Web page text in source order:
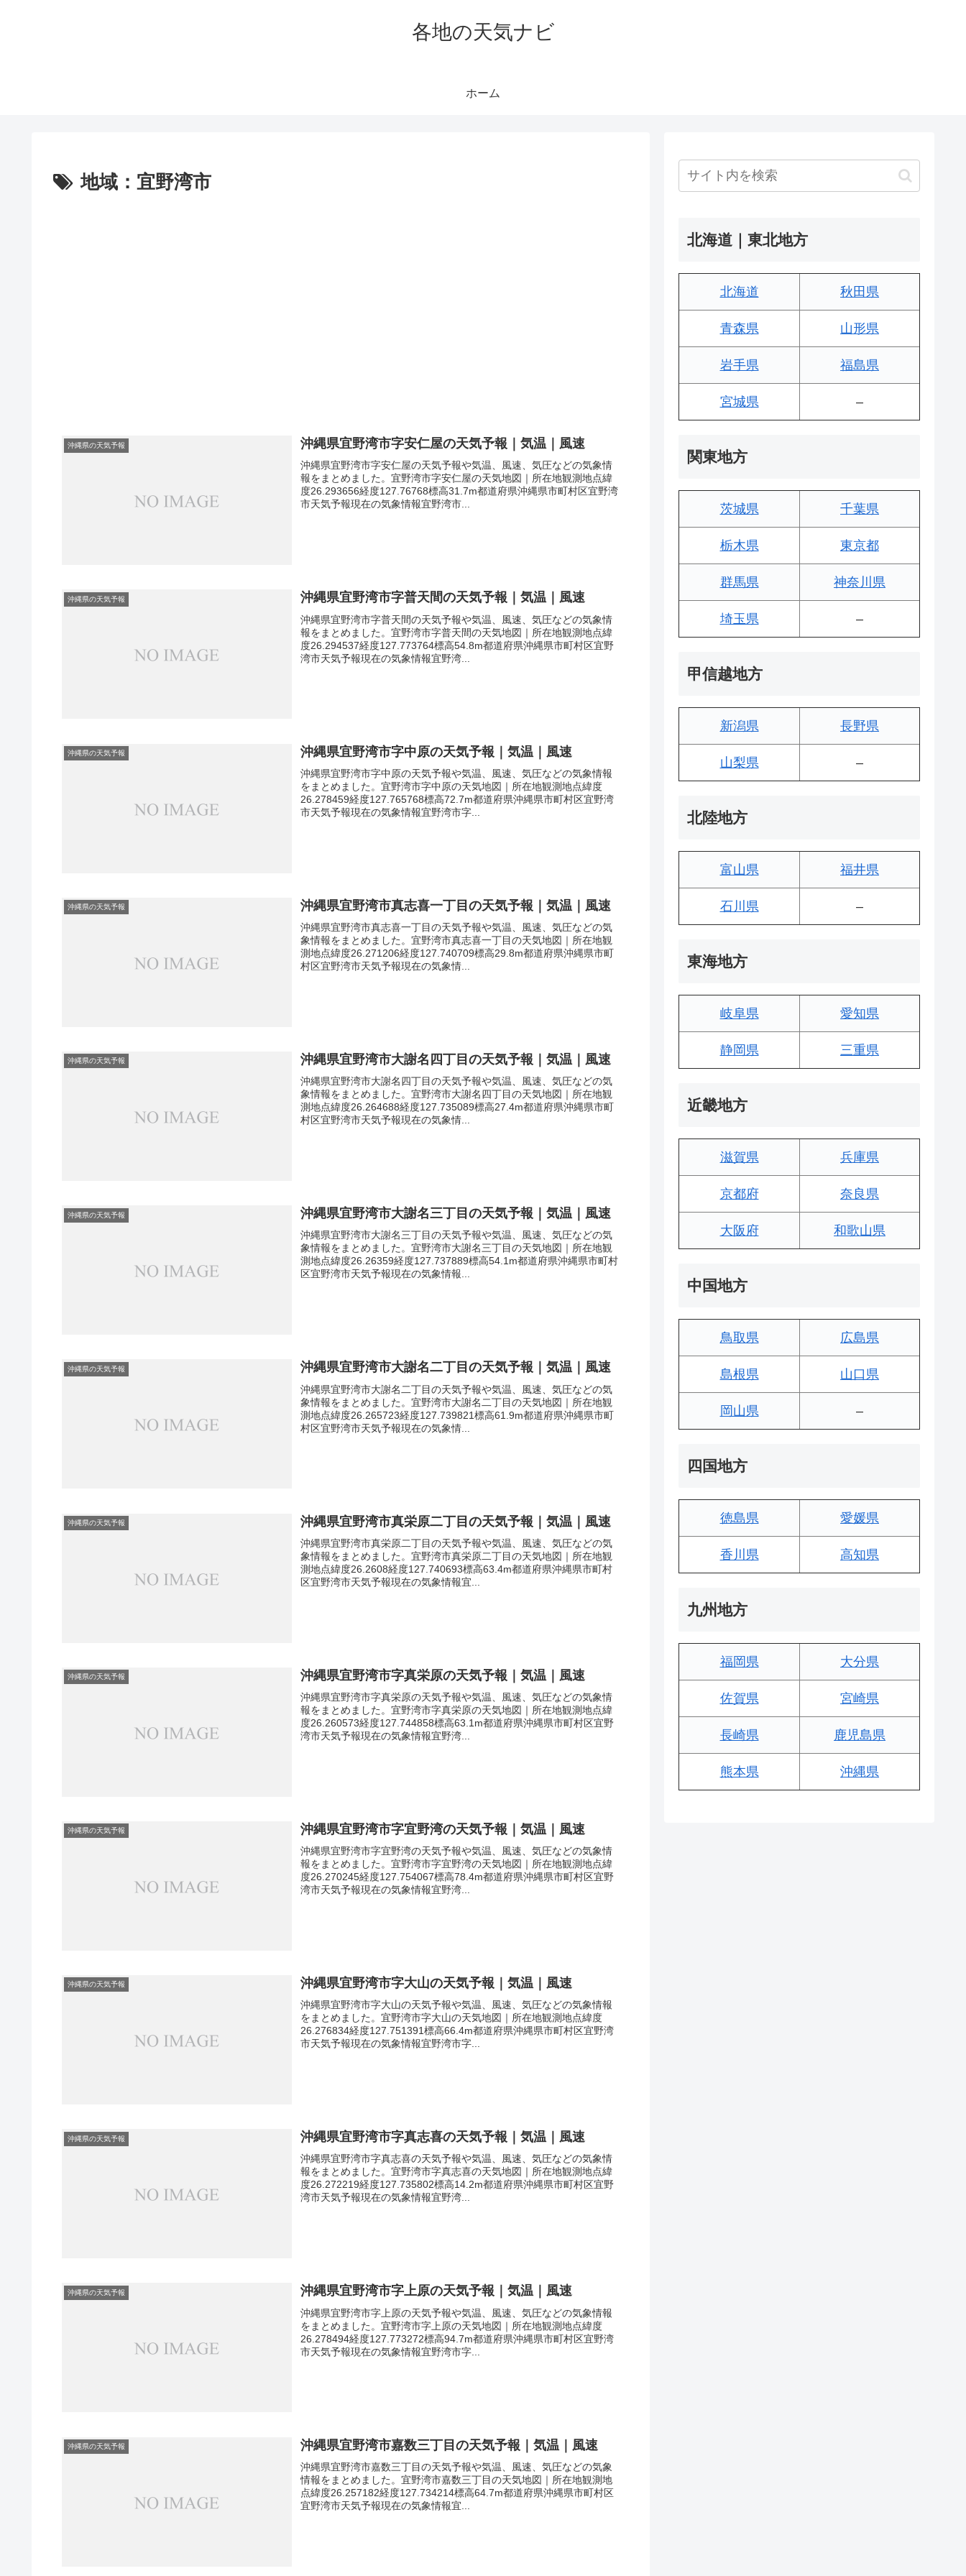
各地の天気ナビ
ホーム
地域：宜野湾市
沖縄県の天気予報 沖縄県宜野湾市字安仁屋の天気予報｜気温｜風速
沖縄県宜野湾市字安仁屋の天気予報や気温、風速、気圧などの気象情
報をまとめました。宜野湾市字安仁屋の天気地図｜所在地観測地点緯
度26.293656経度127.76768標高31.7m都道府県沖縄県市町村区宜野湾
市天気予報現在の気象情報宜野湾市...
沖縄県の天気予報 沖縄県宜野湾市字普天間の天気予報｜気温｜風速
沖縄県宜野湾市字普天間の天気予報や気温、風速、気圧などの気象情
報をまとめました。宜野湾市字普天間の天気地図｜所在地観測地点緯
度26.294537経度127.773764標高54.8m都道府県沖縄県市町村区宜野
湾市天気予報現在の気象情報宜野湾...
沖縄県の天気予報 沖縄県宜野湾市字中原の天気予報｜気温｜風速
沖縄県宜野湾市字中原の天気予報や気温、風速、気圧などの気象情報
をまとめました。宜野湾市字中原の天気地図｜所在地観測地点緯度
26.278459経度127.765768標高72.7m都道府県沖縄県市町村区宜野湾
市天気予報現在の気象情報宜野湾市字...
沖縄県の天気予報 沖縄県宜野湾市真志喜一丁目の天気予報｜気温｜風速
沖縄県宜野湾市真志喜一丁目の天気予報や気温、風速、気圧などの気
象情報をまとめました。宜野湾市真志喜一丁目の天気地図｜所在地観
測地点緯度26.271206経度127.740709標高29.8m都道府県沖縄県市町
村区宜野湾市天気予報現在の気象情...
沖縄県の天気予報 沖縄県宜野湾市大謝名四丁目の天気予報｜気温｜風速
沖縄県宜野湾市大謝名四丁目の天気予報や気温、風速、気圧などの気
象情報をまとめました。宜野湾市大謝名四丁目の天気地図｜所在地観
測地点緯度26.264688経度127.735089標高27.4m都道府県沖縄県市町
村区宜野湾市天気予報現在の気象情...
沖縄県の天気予報 沖縄県宜野湾市大謝名三丁目の天気予報｜気温｜風速
沖縄県宜野湾市大謝名三丁目の天気予報や気温、風速、気圧などの気
象情報をまとめました。宜野湾市大謝名三丁目の天気地図｜所在地観
測地点緯度26.26359経度127.737889標高54.1m都道府県沖縄県市町村
区宜野湾市天気予報現在の気象情報...
沖縄県の天気予報 沖縄県宜野湾市大謝名二丁目の天気予報｜気温｜風速
沖縄県宜野湾市大謝名二丁目の天気予報や気温、風速、気圧などの気
象情報をまとめました。宜野湾市大謝名二丁目の天気地図｜所在地観
測地点緯度26.265723経度127.739821標高61.9m都道府県沖縄県市町
村区宜野湾市天気予報現在の気象情...
沖縄県の天気予報 沖縄県宜野湾市真栄原二丁目の天気予報｜気温｜風速
沖縄県宜野湾市真栄原二丁目の天気予報や気温、風速、気圧などの気
象情報をまとめました。宜野湾市真栄原二丁目の天気地図｜所在地観
測地点緯度26.2608経度127.740693標高63.4m都道府県沖縄県市町村
区宜野湾市天気予報現在の気象情報宜...
沖縄県の天気予報 沖縄県宜野湾市字真栄原の天気予報｜気温｜風速
沖縄県宜野湾市字真栄原の天気予報や気温、風速、気圧などの気象情
報をまとめました。宜野湾市字真栄原の天気地図｜所在地観測地点緯
度26.260573経度127.744858標高63.1m都道府県沖縄県市町村区宜野
湾市天気予報現在の気象情報宜野湾...
沖縄県の天気予報 沖縄県宜野湾市字宜野湾の天気予報｜気温｜風速
沖縄県宜野湾市字宜野湾の天気予報や気温、風速、気圧などの気象情
報をまとめました。宜野湾市字宜野湾の天気地図｜所在地観測地点緯
度26.270245経度127.754067標高78.4m都道府県沖縄県市町村区宜野
湾市天気予報現在の気象情報宜野湾...
沖縄県の天気予報 沖縄県宜野湾市字大山の天気予報｜気温｜風速
沖縄県宜野湾市字大山の天気予報や気温、風速、気圧などの気象情報
をまとめました。宜野湾市字大山の天気地図｜所在地観測地点緯度
26.276834経度127.751391標高66.4m都道府県沖縄県市町村区宜野湾
市天気予報現在の気象情報宜野湾市字...
沖縄県の天気予報 沖縄県宜野湾市字真志喜の天気予報｜気温｜風速
沖縄県宜野湾市字真志喜の天気予報や気温、風速、気圧などの気象情
報をまとめました。宜野湾市字真志喜の天気地図｜所在地観測地点緯
度26.272219経度127.735802標高14.2m都道府県沖縄県市町村区宜野
湾市天気予報現在の気象情報宜野湾...
沖縄県の天気予報 沖縄県宜野湾市字上原の天気予報｜気温｜風速
沖縄県宜野湾市字上原の天気予報や気温、風速、気圧などの気象情報
をまとめました。宜野湾市字上原の天気地図｜所在地観測地点緯度
26.278494経度127.773272標高94.7m都道府県沖縄県市町村区宜野湾
市天気予報現在の気象情報宜野湾市字...
沖縄県の天気予報 沖縄県宜野湾市嘉数三丁目の天気予報｜気温｜風速
沖縄県宜野湾市嘉数三丁目の天気予報や気温、風速、気圧などの気象
情報をまとめました。宜野湾市嘉数三丁目の天気地図｜所在地観測地
点緯度26.257182経度127.734214標高64.7m都道府県沖縄県市町村区
宜野湾市天気予報現在の気象情報宜...
北海道｜東北地方
北海道 秋田県
青森県 山形県
岩手県 福島県
宮城県 –
関東地方
茨城県 千葉県
栃木県 東京都
群馬県 神奈川県
埼玉県 –
甲信越地方
新潟県 長野県
山梨県 –
北陸地方
富山県 福井県
石川県 –
東海地方
岐阜県 愛知県
静岡県 三重県
近畿地方
滋賀県 兵庫県
京都府 奈良県
大阪府 和歌山県
中国地方
鳥取県 広島県
島根県 山口県
岡山県 –
四国地方
徳島県 愛媛県
香川県 高知県
九州地方
福岡県 大分県
佐賀県 宮崎県
長崎県 鹿児島県
熊本県 沖縄県